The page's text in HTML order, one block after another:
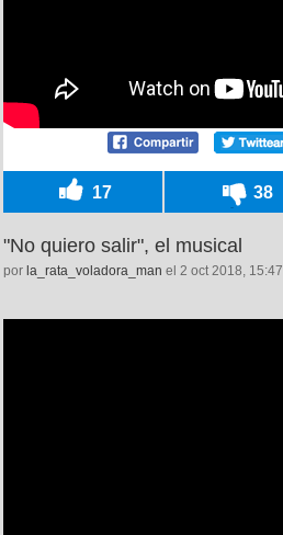
17 38
"No quiero salir", el musical
por la_rata_voladora_man el 2 oct 2018, 15:47